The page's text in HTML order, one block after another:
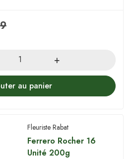
au panier
Fleuriste Rabat
Ferrero Rocher 16
Unité 200g